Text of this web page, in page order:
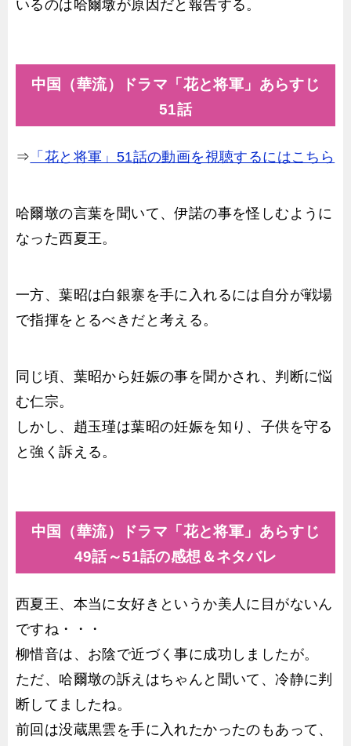
いるのは哈爾墩が原因だと報告する。
中国（華流）ドラマ「花と将軍」あらすじ
51話
⇒ 「花と将軍」51話の動画を視聴するにはこちら
哈爾墩の言葉を聞いて、伊諾の事を怪しむように
なった西夏王。
一方、葉昭は白銀寨を手に入れるには自分が戦場
で指揮をとるべきだと考える。
同じ頃、葉昭から妊娠の事を聞かされ、判断に悩
む仁宗。
しかし、趙玉瑾は葉昭の妊娠を知り、子供を守る
と強く訴える。
中国（華流）ドラマ「花と将軍」あらすじ
49話～51話の感想＆ネタバレ
西夏王、本当に女好きというか美人に目がないん
ですね・・・
柳惜音は、お陰で近づく事に成功しましたが。
ただ、哈爾墩の訴えはちゃんと聞いて、冷静に判
断してましたね。
前回は没蔵黒雲を手に入れたかったのもあって、